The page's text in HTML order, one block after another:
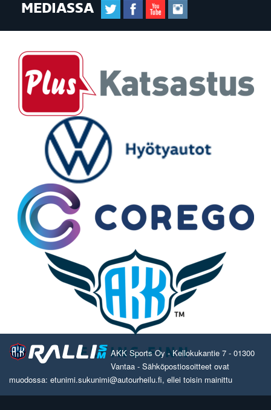
MEDIASSA
AKK Sports Oy - Kellokukantie 7 - 01300
Vantaa - Sähköpostiosoitteet ovat
muodossa: etunimi.sukunimi@autourheilu.fi, ellei toisin mainittu